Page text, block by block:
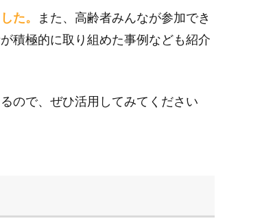
た。
また、高齢者みんなが参加でき
積極的に取り組めた事例なども紹介
ので、ぜひ活用してみてください